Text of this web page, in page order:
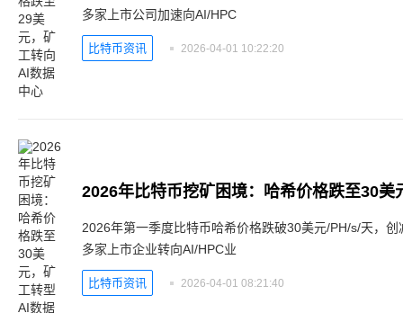
多家上市公司加速向AI/HPC
比特币资讯 2026-04-01 10:22:20
2026年比特币挖矿困境：哈希价格跌至30美
2026年第一季度比特币哈希价格跌破30美元/PH/s/天，
多家上市企业转向AI/HPC业
比特币资讯 2026-04-01 08:21:40